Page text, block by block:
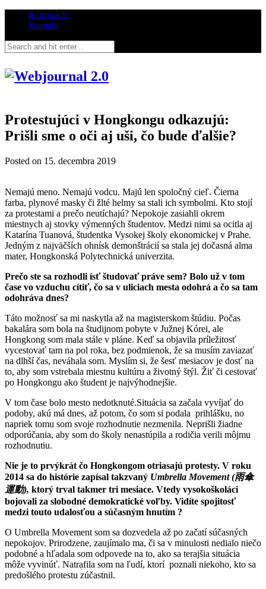
Informácie
Kontakt
Protestujúci v Hongkongu odkazujú:
Prišli sme o oči aj uši, čo bude ďalšie?
Posted on 15. decembra 2019
Nemajú meno. Nemajú vodcu. Majú len spoločný cieľ. Čierna
farba, plynové masky či žlté helmy sa stali ich symbolmi. Kto stojí
za protestami a prečo neutíchajú? Nepokoje zasiahli okrem
miestnych aj stovky výmenných študentov. Medzi nimi sa ocitla aj
Katarína Tuanová, študentka Vysokej školy ekonomickej v Prahe.
Jedným z najväčších ohnísk demonštrácií sa stala jej dočasná alma
mater, Hongkonská Polytechnická univerzita.
Prečo ste sa rozhodli ísť študovať práve sem? Bolo už v tom
čase vo vzduchu cítiť, čo sa v uliciach mesta odohrá a čo sa tam
odohráva dnes?
Táto možnosť sa mi naskytla až na magisterskom štúdiu. Počas
bakalára som bola na študijnom pobyte v Južnej Kórei, ale
Hongkong som mala stále v pláne. Keď sa objavila príležitosť
vycestovať tam na pol roka, bez podmienok, že sa musím zaviazať
na dlhší čas, neváhala som. Myslím si, že šesť mesiacov je dosť na
to, aby som vstrebala miestnu kultúru a životný štýl. Žiť či cestovať
po Hongkongu ako študent je najvýhodnejšie.
V tom čase bolo mesto nedotknuté.Situácia sa začala vyvíjať do
podoby, akú má dnes, až potom, čo som si podala prihlášku, no
napriek tomu som svoje rozhodnutie nezmenila. Neprišli žiadne
odporúčania, aby som do školy nenastúpila a rodičia verili môjmu
rozhodnutiu.
Nie je to prvýkrát čo Hongkongom otriasajú protesty. V roku
2014 sa do histórie zapísal takzvaný Umbrella Movement (雨傘
運動), ktorý trval takmer tri mesiace. Vtedy vysokoškoláci
bojovali za slobodné demokratické voľby. Vidíte spojitosť
medzi touto udalosťou a súčasným hnutím ?
O Umbrella Movement som sa dozvedela až po začatí súčasných
nepokojov. Prirodzene, zaujímalo ma, či sa v minulosti nedialo niečo
podobné a hľadala som odpovede na to, ako sa terajšia situácia
môže vyvinúť. Natrafila som na ľudí, ktorí poznali niekoho, kto sa
predošlého protestu zúčastnil.